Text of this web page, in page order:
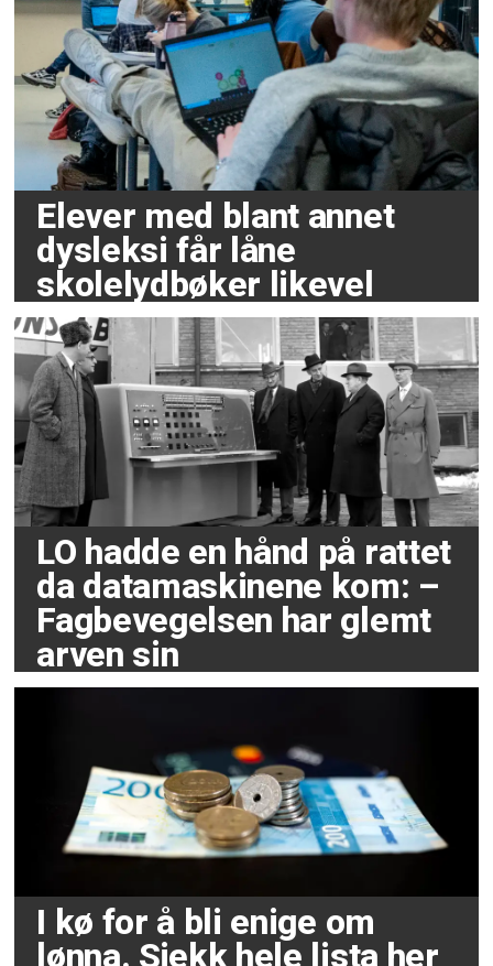
Elever med blant annet
dysleksi får låne
skolelydbøker likevel
LO hadde en hånd på rattet
da datamaskinene kom: –
Fagbevegelsen har glemt
arven sin
I kø for å bli enige om
lønna. Sjekk hele lista her